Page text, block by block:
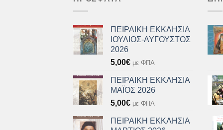
ΠΕΙΡΑΙΚΗ ΕΚΚΛΗΣΙΑ
ΙΟΥΛΙΟΣ-ΑΥΓΟΥΣΤΟΣ
2026
5,00€ με ΦΠΑ
ΠΕΙΡΑΙΚΗ ΕΚΚΛΗΣΙΑ
ΜΑΪΟΣ 2026
5,00€ με ΦΠΑ
ΠΕΙΡΑΙΚΗ ΕΚΚΛΗΣΙΑ